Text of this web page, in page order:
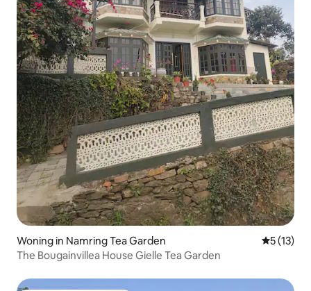
Woning in Namring Tea Garden
5 (13)
The Bougainvillea House Gielle Tea Garden